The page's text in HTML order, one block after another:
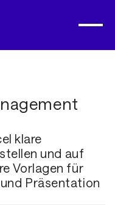
klare
und auf
Vorlagen für
Präsentation